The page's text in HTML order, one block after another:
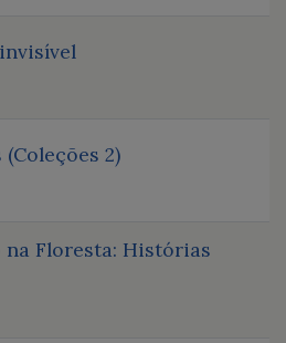
(Coleções 2)
na Floresta: Histórias